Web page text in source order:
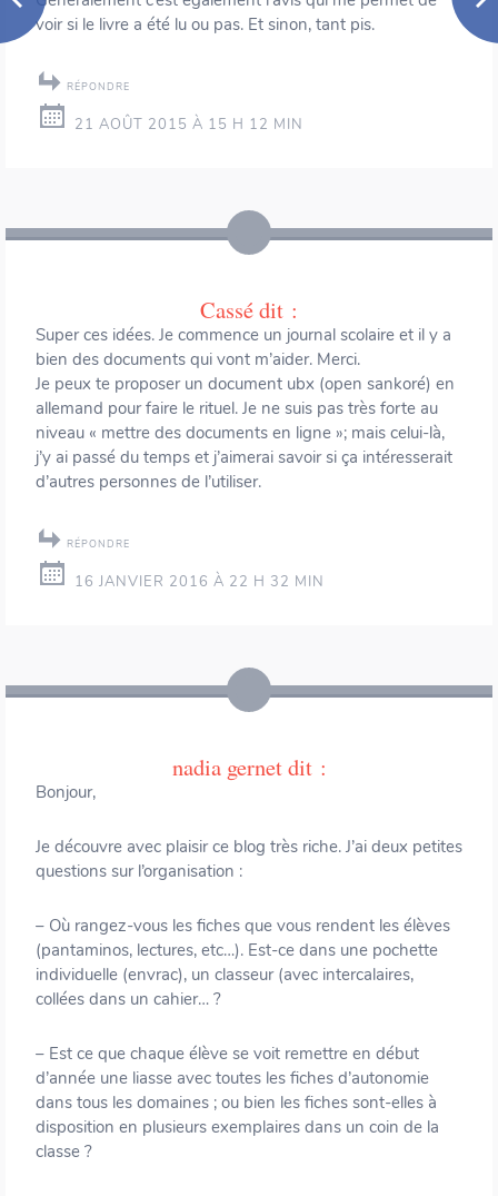
voir si le livre a été lu ou pas. Et sinon, tant pis.
RÉPONDRE
21 AOÛT 2015 À 15 H 12 MIN
Cassédit :
Super ces idées. Je commence un journal scolaire et il y a
bien des documents qui vont m’aider. Merci.
Je peux te proposer un document ubx (open sankoré) en
allemand pour faire le rituel. Je ne suis pas très forte au
niveau « mettre des documents en ligne »; mais celui-là,
j’y ai passé du temps et j’aimerai savoir si ça intéresserait
d’autres personnes de l’utiliser.
RÉPONDRE
16 JANVIER 2016 À 22 H 32 MIN
nadia gernetdit :
Bonjour,
Je découvre avec plaisir ce blog très riche. J’ai deux petites
questions sur l’organisation :
– Où rangez-vous les fiches que vous rendent les élèves
(pantaminos, lectures, etc…). Est-ce dans une pochette
individuelle (envrac), un classeur (avec intercalaires,
collées dans un cahier… ?
– Est ce que chaque élève se voit remettre en début
d’année une liasse avec toutes les fiches d’autonomie
dans tous les domaines ; ou bien les fiches sont-elles à
disposition en plusieurs exemplaires dans un coin de la
classe ?